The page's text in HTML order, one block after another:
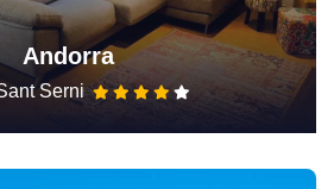
Andorra
Serni